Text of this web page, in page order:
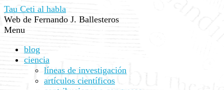
Tau Ceti al habla
Web de Fernando J. Ballesteros
Menu
blog
ciencia
líneas de investigación
artículos científicos